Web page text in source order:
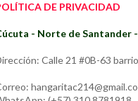
DE PRIVACIDAD
- Norte de Santander
Calle 21 #0B-63